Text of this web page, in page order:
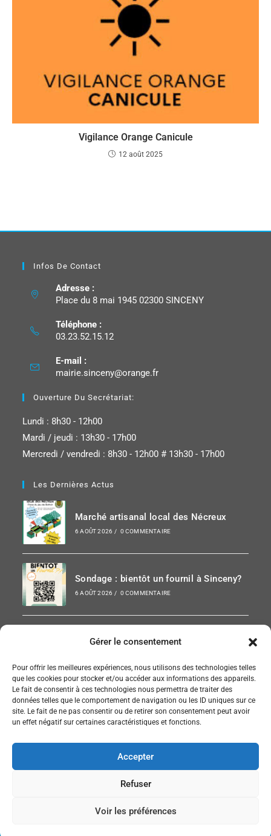
Gérer le consentement
Pour offrir les meilleures expériences, nous utilisons des technologies telles
que les cookies pour stocker et/ou accéder aux informations des appareils.
Le fait de consentir à ces technologies nous permettra de traiter des
données telles que le comportement de navigation ou les ID uniques sur ce
site. Le fait de ne pas consentir ou de retirer son consentement peut avoir
un effet négatif sur certaines caractéristiques et fonctions.
Accepter
Refuser
Voir les préférences
Vigilance Orange Canicule
12 août 2025
Infos De Contact
Adresse :
Place du 8 mai 1945 02300 SINCENY
Téléphone :
03.23.52.15.12
E-mail :
mairie.sinceny@orange.fr
Ouverture Du Secrétariat:
Lundi : 8h30 - 12h00
Mardi / jeudi : 13h30 - 17h00
Mercredi / vendredi : 8h30 - 12h00 # 13h30 - 17h00
Les Dernières Actus
Marché artisanal local des Nécreux
6 AOÛT 2026 / 0 COMMENTAIRE
Sondage : bientôt un fournil à Sinceny?
6 AOÛT 2026 / 0 COMMENTAIRE
Paris-Chauny 2026
SUIVEZ NOUS SUR FACEBOOK